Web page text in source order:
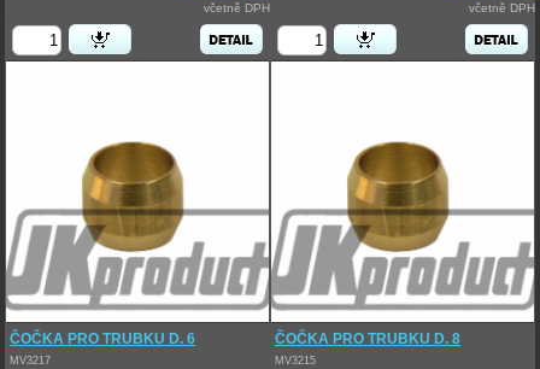
včetně DPH včetně DPH
ČOČKA PRO TRUBKU D. 6
MV3217
ČOČKA PRO TRUBKU D. 8
MV3215